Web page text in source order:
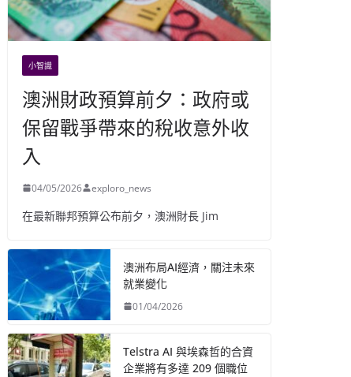
小智識
澳洲財政預算前夕：政府或
保留戰爭帶來的稅收意外收
入
04/05/2026 exploro_news
在最新聯邦預算公布前夕，澳洲財長 Jim
澳洲布局AI經濟，關注未來
就業變化
01/04/2026
Telstra AI 與埃森哲的合資
企業將有多達 209 個職位